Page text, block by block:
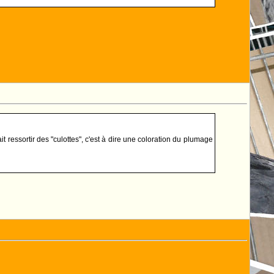
ressortir des "culottes", c'est à dire une coloration du plumage